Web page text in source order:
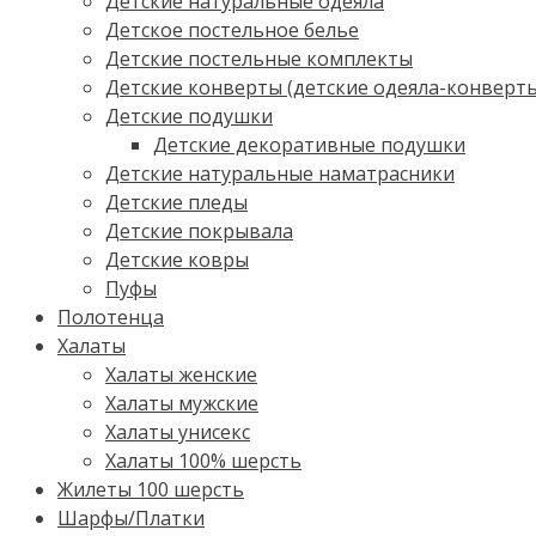
Детское постельное белье
Детские постельные комплекты
Детские конверты (детские одеяла-
Детские подушки
Детские декоративные подушки
Детские натуральные наматрасники
Детские пледы
Детские покрывала
Детские ковры
Пуфы
Полотенца
Халаты
Халаты женские
Халаты мужские
Халаты унисекс
Халаты 100% шерсть
Жилеты 100 шерсть
Шарфы/Платки